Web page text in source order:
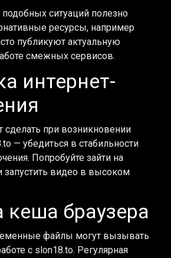
ситуаций полезно
ресурсы, например
публикуют актуальную
смежных сервисов.
интернет-
сделать при возникновении
— убедиться в стабильности
Попробуйте зайти на
запустить видео в высоком
кеша браузера
файлы могут вызывать
с slon18.to. Регулярная